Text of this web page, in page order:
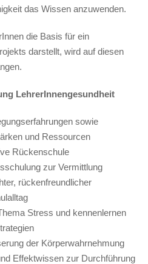
das Wissen anzuwenden.
die Basis für ein
darstellt, wird auf diesen
LehrerInnengesundheit
sowie
und Ressourcen
Rückenschule
zur Vermittlung
rückenfreundlicher
Stress und kennenlernen
der Körperwahrnehmung
Effektwissen zur Durchführung